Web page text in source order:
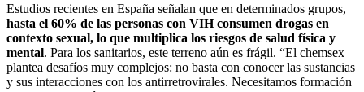
Estudios recientes en España señalan que en determinados grupos,
hasta el 60% de las personas con VIH consumen drogas en
contexto sexual, lo que multiplica los riesgos de salud física y
mental. Para los sanitarios, este terreno aún es frágil. “El chemsex
plantea desafíos muy complejos: no basta con conocer las sustancias
y sus interacciones con los antirretrovirales. Necesitamos formación